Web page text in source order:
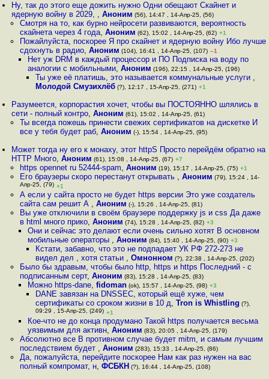
Ну, так до этого еще дожить нужно Одни обещают Скайнет и
ядерную войну в 2029, ,Аноним (56), 14:47 , 14-Апр-25, (56)
Смотря на то, как бурно нейросети развиваются, вероятность
скайнета через 4 года, Аноним (62), 15:02 , 14-Апр-25, (62) +1
Пожайлуйста, поскорее Я про скайнет и ядерную войну Ибо лучше
сдохнуть в радио, Аноним (104), 16:41 , 14-Апр-25, (107) –1
Нет уж DRM в каждый процессор и ПО Подписка на воду по
аналогии с мобильными, Аноним (196), 22:15 , 14-Апр-25, (196)
Ты уже её платишь, это называется коммунальные услуги ,
Молодой Смузихлёб (?), 12:17 , 15-Апр-25, (271) +1
Разумеется, корпорастия хочет, чтобы вы ПОСТОЯННО шлялись в
сети - полный контро,Аноним (61), 15:02 , 14-Апр-25, (61)
Ты всегда пожешь принести свежих сертификатов на дискетке И
все у тебя будет раб, Аноним (-), 15:54 , 14-Апр-25, (95)
Может тогда ну его к монаху, этот httpS Просто перейдём обратно на
HTTP Много,Аноним (61), 15:08 , 14-Апр-25, (67) +7
https opennet ru 52444-spam, Аноним (19), 15:17 , 14-Апр-25, (75) +1
Его браузеры скоро перестанут открывать , Аноним (79), 15:24 , 14-
Апр-25, (79) +1
А если у сайта просто не будет https версии Это уже создатель
сайта сам решит А , Аноним (-), 15:26 , 14-Апр-25, (81)
Вы уже отключили в своём браузере поддержку js и css Да даже
в html много прико, Аноним (74), 15:28 , 14-Апр-25, (82) +3
Они и сейчас это делают если очень сильно хотят В основном
мобильные операторы , Аноним (84), 15:40 , 14-Апр-25, (90) +3
Кстати, забавно, что это не подпадает УК РФ 272-273 не
видел дел , хотя статьи ,Омнонном (?), 22:38 , 14-Апр-25, (202)
Было бы здравым, чтобы было http, https и https Последний - с
подписанным серт, Аноним (83), 15:28 , 14-Апр-25, (83)
Можно https-dane, fidoman(ok), 15:57 , 14-Апр-25, (98) +3
DANE завязан на DNSSEC, который ещё хуже, чем
сертификаты со сроком жизни в 10 д,Tron is Whistling (?),
09:29 , 15-Апр-25, (249) +1
Кое-что не до конца продумано Такой https получается весьма
уязвимым для активн, Аноним (83), 20:05 , 14-Апр-25, (179)
Абсолютно все В противном случае будет mitm, и самым лучшим
последствием будет , Аноним (283), 15:33 , 14-Апр-25, (86)
Да, пожалуйста, перейдите поскорее Нам как раз нужен на вас
полный компромат, н, ФСБКН (?), 16:44 , 14-Апр-25, (108)